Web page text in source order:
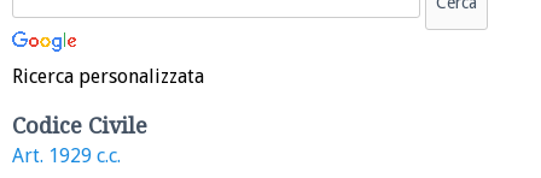
Ricerca personalizzata
Codice Civile
Art. 1929 c.c.